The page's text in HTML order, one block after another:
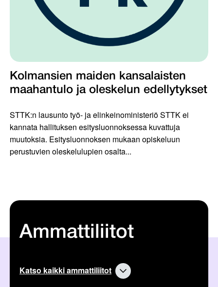
Kolmansien maiden kansalaisten
maahantulo ja oleskelun edellytykset
STTK:n lausunto työ- ja elinkeinoministeriö STTK ei
kannata hallituksen esitysluonnoksessa kuvattuja
muutoksia. Esitysluonnoksen mukaan opiskeluun
perustuvien oleskelulupien osalta...
Ammattiliitot
Katso kaikki ammattiliitot